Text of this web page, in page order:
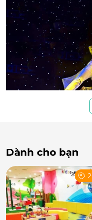
Những màn nhào
Dành cho bạn